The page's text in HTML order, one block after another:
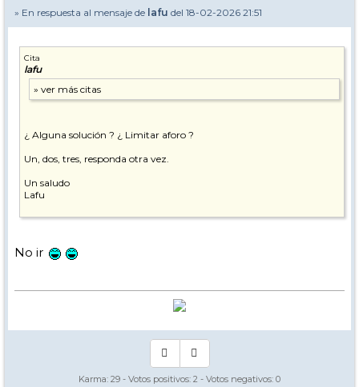
» En respuesta al mensaje de lafu del 18-02-2026 21:51
Cita
lafu
¿ Alguna solución ? ¿ Limitar aforo ?
Un, dos, tres, responda otra vez.
Un saludo
Lafu
No ir
Karma: 29 - Votos positivos: 2 - Votos negativos: 0